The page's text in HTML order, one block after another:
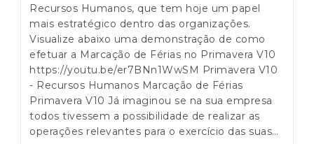
Recursos Humanos, que tem hoje um papel
mais estratégico dentro das organizações.
Visualize abaixo uma demonstração de como
efetuar a Marcação de Férias no Primavera V10
https://youtu.be/er7BNn1WwSM Primavera V10
- Recursos Humanos Marcação de Férias
Primavera V10 Já imaginou se na sua empresa
todos tivessem a possibilidade de realizar as
operações relevantes para o exercício das suas…